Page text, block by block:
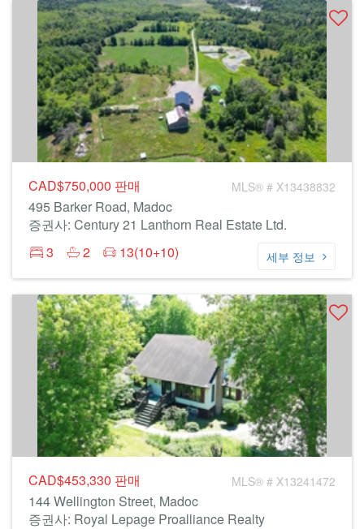
CAD$750,000 판매 MLS® # X13438832
495 Barker Road, Madoc
증권사: Century 21 Lanthorn Real Estate Ltd.
3
2 13(10+10) 세부 정보
CAD$453,330 판매 MLS® # X13241472
144 Wellington Street, Madoc
증권사: Royal Lepage Proalliance Realty